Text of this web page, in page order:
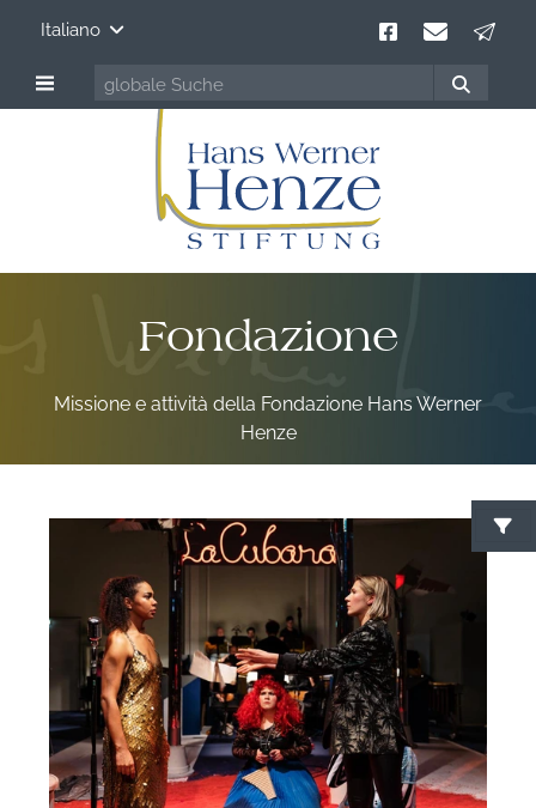
Italiano
Fondazione
Missione e attività della Fondazione Hans Werner
Henze